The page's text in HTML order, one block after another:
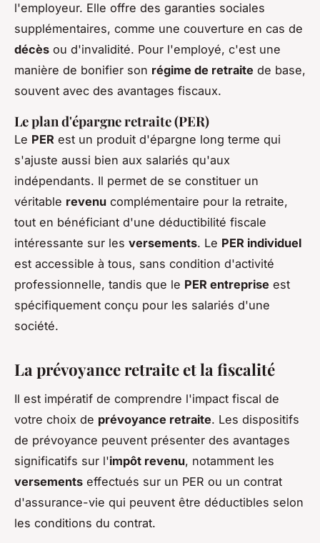
l'employeur. Elle offre des garanties sociales
supplémentaires, comme une couverture en cas de
décès ou d'invalidité. Pour l'employé, c'est une
manière de bonifier son régime de retraite de base,
souvent avec des avantages fiscaux.
Le plan d'épargne retraite (PER)
Le PER est un produit d'épargne long terme qui
s'ajuste aussi bien aux salariés qu'aux
indépendants. Il permet de se constituer un
véritable revenu complémentaire pour la retraite,
tout en bénéficiant d'une déductibilité fiscale
intéressante sur les versements. Le PER individuel
est accessible à tous, sans condition d'activité
professionnelle, tandis que le PER entreprise est
spécifiquement conçu pour les salariés d'une
société.
La prévoyance retraite et la fiscalité
Il est impératif de comprendre l'impact fiscal de
votre choix de prévoyance retraite. Les dispositifs
de prévoyance peuvent présenter des avantages
significatifs sur l'impôt revenu, notamment les
versements effectués sur un PER ou un contrat
d'assurance-vie qui peuvent être déductibles selon
les conditions du contrat.